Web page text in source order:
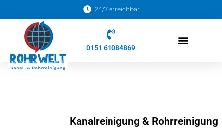
24/7 erreichbar
0151 61084869
Kanalreinigung & Rohrreinigung